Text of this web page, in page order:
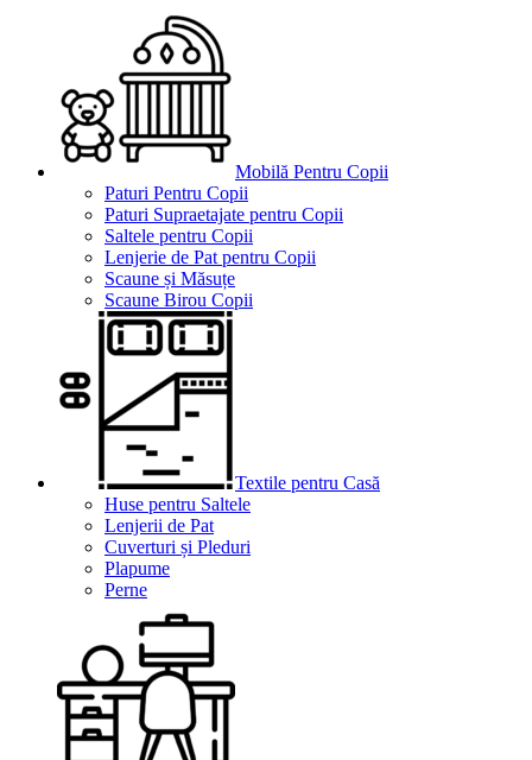
Mobilă Pentru Copii
Paturi Pentru Copii
Paturi Supraetajate pentru Copii
Saltele pentru Copii
Lenjerie de Pat pentru Copii
Scaune și Măsuțe
Scaune Birou Copii
Textile pentru Casă
Huse pentru Saltele
Lenjerii de Pat
Cuverturi și Pleduri
Plapume
Perne